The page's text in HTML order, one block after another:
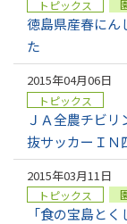
トピックス
徳島県産春にん
た
2015年04月06日
トピックス
ＪＡ全農チビ
抜サッカーＩＮ
2015年03月11日
トピックス
「食の宝島と